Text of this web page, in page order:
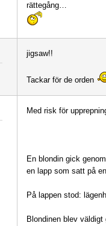
rättegång…
jigsaw!!
Tackar för de orden
Med risk för
En blondin gick
en lapp som satt på
På lappen stod:
Blondinen blev väldigt